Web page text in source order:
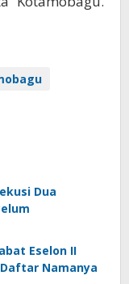
Dua
Eselon II
Namanya